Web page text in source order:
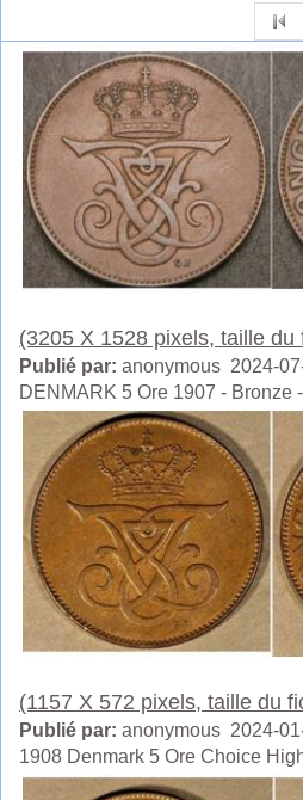
(3205 X 1528 pixels, taille du
Publié par: anonymous 2024-
DENMARK 5 Ore 1907 - Bronze
(1157 X 572 pixels, taille du
Publié par: anonymous 2024-
1908 Denmark 5 Ore Choice